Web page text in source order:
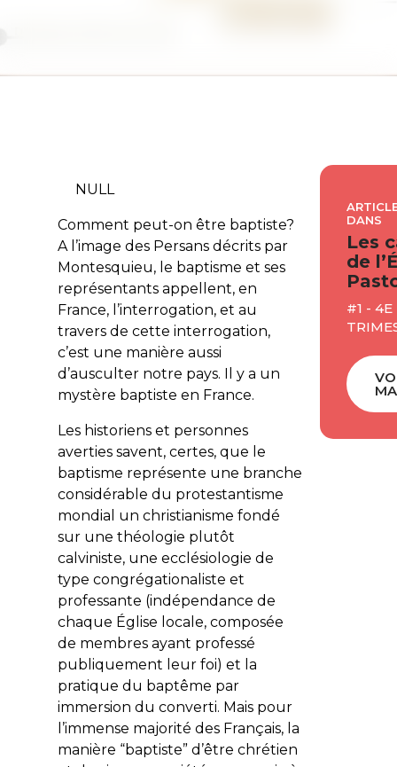
NULL
Comment peut-on être baptiste?
A l’image des Persans décrits par
Montesquieu, le baptisme et ses
représentants appellent, en
France, l’interrogation, et au
travers de cette interrogation,
c’est une manière aussi
d’ausculter notre pays. Il y a un
mystère baptiste en France.
Les historiens et personnes
averties savent, certes, que le
baptisme représente une branche
considérable du protestantisme
mondial un christianisme fondé
sur une théologie plutôt
calviniste, une ecclésiologie de
type congrégationaliste et
professante (indépendance de
chaque Église locale, composée
de membres ayant professé
publiquement leur foi) et la
pratique du baptême par
immersion du converti. Mais pour
l’immense majorité des Français, la
manière “baptiste” d’être chrétien
DANS
Les
de
#1 - 4E